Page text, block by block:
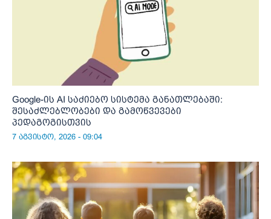
Google-ის AI საძიებო სისტემა განათლებაში:
შესაძლებლობები და გამოწვევები
პედაგოგისთვის
7 აგვისტო, 2026 - 09:04